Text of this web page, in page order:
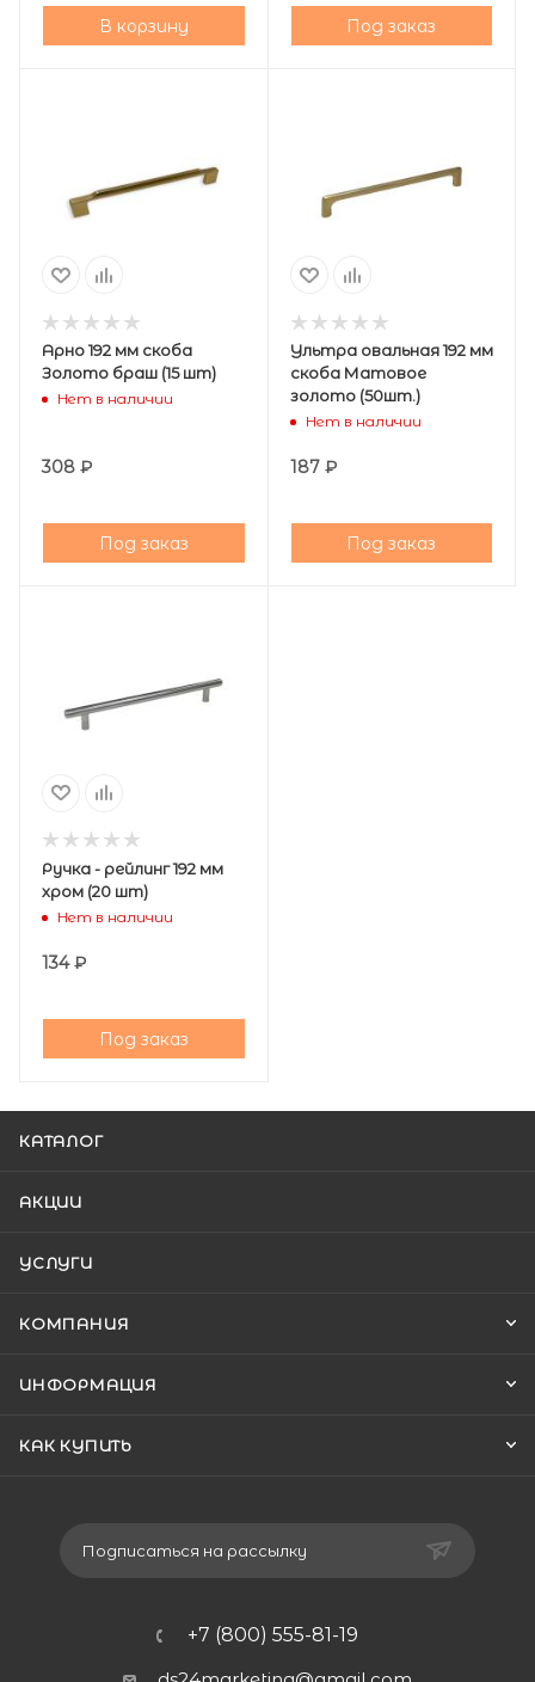
В корзину Под заказ
Арно 192 мм скоба
Золото браш (15 шт)
Нет в наличии
308 ₽
Под заказ
Ультра овальная 192 мм
скоба Матовое
золото (50шт.)
Нет в наличии
187₽
Под заказ
Ручка - рейлинг 192 мм
хром (20 шт)
Нет в наличии
134₽
Под заказ
КАТАЛОГ
АКЦИИ
УСЛУГИ
КОМПАНИЯ
ИНФОРМАЦИЯ
КАК КУПИТЬ
Подписаться на рассылку
+7 (800) 555-81-19